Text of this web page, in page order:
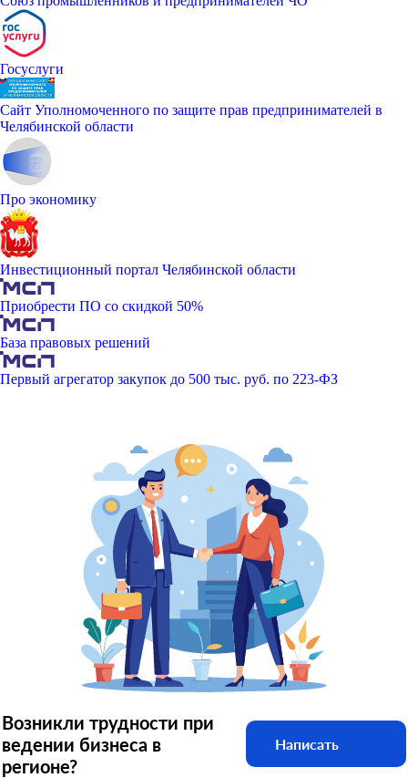
Госуслуги
Сайт Уполномоченного по защите прав предпринимателей в
Челябинской области
Про экономику
Инвестиционный портал Челябинской области
Приобрести ПО со скидкой 50%
База правовых решений
Первый агрегатор закупок до 500 тыс. руб. по 223-ФЗ
Возникли трудности при
ведении бизнеса в
регионе?
Написать